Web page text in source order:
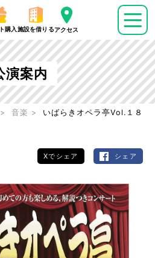
購入 施設を借りるアクセス
演案内
音楽 いばらきオペラ亭Vol.１８
Xでシェア シェア